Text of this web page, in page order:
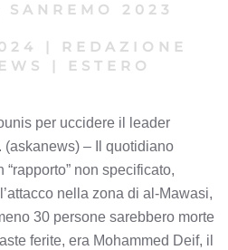
SANREMO 2023
|
REDAZIONE
| ESTERO
per uccidere il leader
(askanews) – Il quotidiano
non specificato,
nella zona di al-Mawasi,
30 persone sarebbero morte
ferite, era Mohammed Deif, il